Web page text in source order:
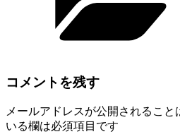
コメントを残す
メールアドレスが公開されること
いる欄は必須項目です